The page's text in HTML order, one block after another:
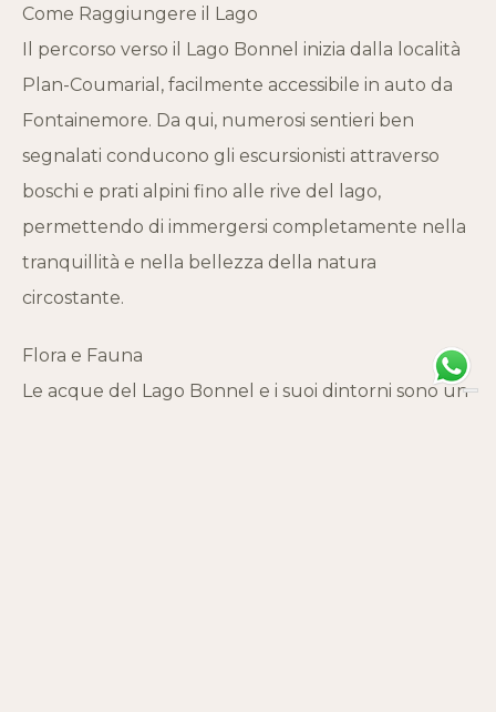
Come Raggiungere il Lago
Il percorso verso il Lago Bonnel inizia dalla località
Plan-Coumarial, facilmente accessibile in auto da
Fontainemore. Da qui, numerosi sentieri ben
segnalati conducono gli escursionisti attraverso
boschi e prati alpini fino alle rive del lago,
permettendo di immergersi completamente nella
tranquillità e nella bellezza della natura
circostante.
Flora e Fauna
Le acque del Lago Bonnel e i suoi dintorni sono un